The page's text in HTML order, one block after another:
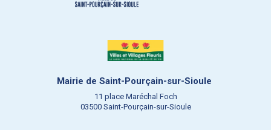
Mairie de Saint-Pourçain-sur-Sioule
11 place Maréchal Foch
03500 Saint-Pourçain-sur-Sioule